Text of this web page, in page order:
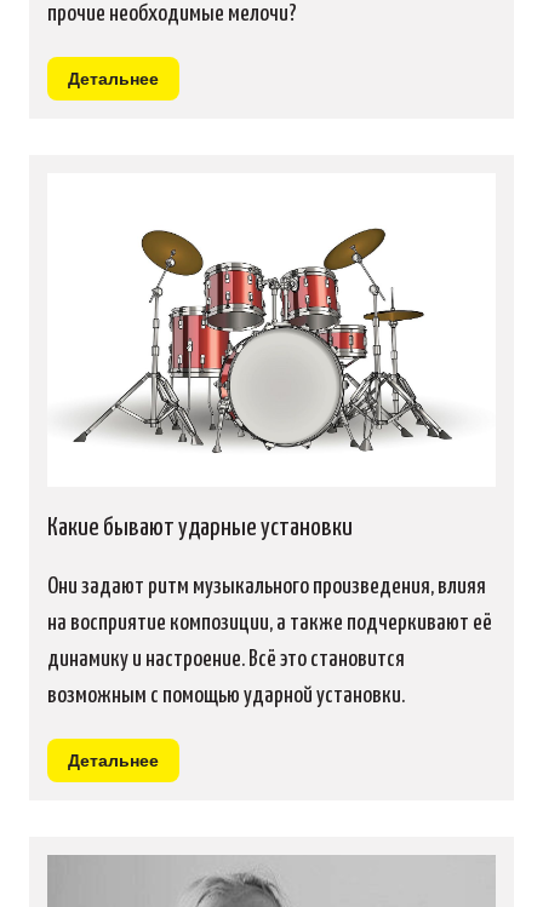
прочие необходимые мелочи?
Детальнее
Какие бывают ударные установки
Они задают ритм музыкального произведения, влияя
на восприятие композиции, а также подчеркивают её
динамику и настроение. Всё это становится
возможным с помощью ударной установки.
Детальнее